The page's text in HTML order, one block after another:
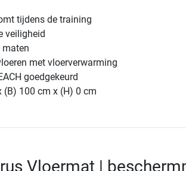
tijdens de training
veiligheid
maten
met vloerverwarming
goedgekeurd
(B) 100 cm x (H) 0 cm
Vloermat |